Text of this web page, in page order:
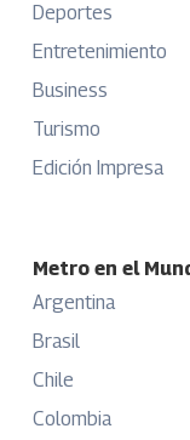
Deportes
Entretenimiento
Business
Turismo
Edición Impresa
Metro en el
Argentina
Brasil
Chile
Colombia